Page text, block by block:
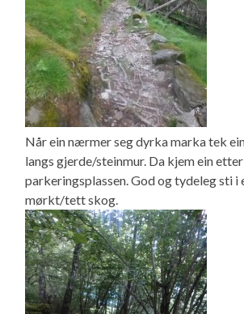
Når ein nærmer seg dyrka marka tek
langs gjerde/steinmur. Da kjem ein
parkeringsplassen. God og tydeleg sti i
mørkt/tett skog.